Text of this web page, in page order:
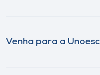
Venha para a Unoesc